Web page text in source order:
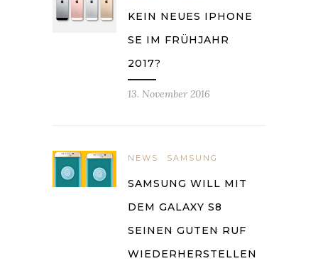
KEIN NEUES IPHONE
SE IM FRÜHJAHR
2017?
13. November 2016
NEWS SAMSUNG
SAMSUNG WILL MIT
DEM GALAXY S8
SEINEN GUTEN RUF
WIEDERHERSTELLEN